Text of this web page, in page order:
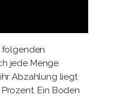
folgenden
jede Menge
Abzahlung liegt
Ein Boden